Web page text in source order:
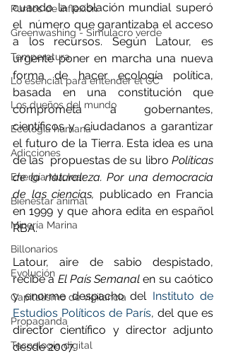
Puntos de inflexión
Greenwashing - Simulacro verde
Temperatura
Lo esencial para entender el CC
Los dueños del mundo
Ecología humana
Adicciones
Energía Nuclear
Bienestar animal
Minería Marina
Billonarios
Evolución
Capitalismo de vigilancia
Propaganda
Tecnología digital
cuando la población mundial superó
el  número que garantizaba el acceso
a los recursos. Según Latour, es
urgente poner en marcha una nueva
forma de hacer ecología política,
basada en una constitución que
comprometa a gobernantes,
científicos y  ciudadanos a garantizar
el futuro de la Tierra. Esta idea es una
de las  propuestas de su libro Políticas
de la naturaleza. Por una democracia
de las ciencias, publicado en Francia
en 1999 y que ahora edita en español
RBA.
Latour, aire de sabio despistado,
recibe a El País Semanal en su caótico
y enorme despacho del Instituto de
Estudios Políticos de París, del que es
director científico y director adjunto
desde 2007.